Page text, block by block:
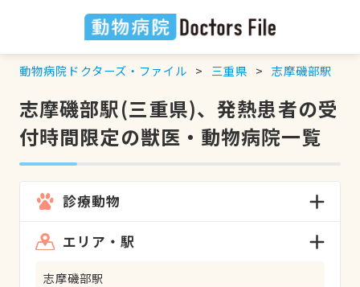
動物病院ドクターズ・ファイル 三重県 志摩磯部駅
志摩磯部駅(三重県)、発熱患者の受
付時間限定の獣医・動物病院一覧
診療動物
エリア・駅
志摩磯部駅